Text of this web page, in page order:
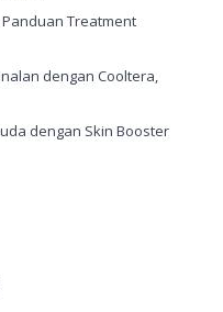
Treatment
dengan Cooltera,
dengan Skin Booster